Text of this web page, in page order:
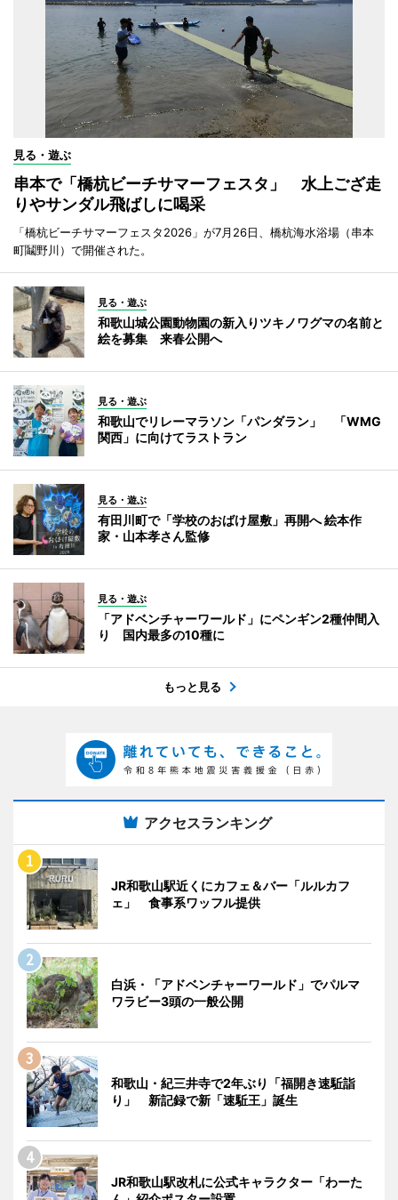
見る・遊ぶ
串本で「橋杭ビーチサマーフェスタ」 水上ござ走
りやサンダル飛ばしに喝采
「橋杭ビーチサマーフェスタ2026」が7月26日、橋杭海水浴場（串本
町鬮野川）で開催された。
見る・遊ぶ
和歌山城公園動物園の新入りツキノワグマの名前と
絵を募集 来春公開へ
見る・遊ぶ
和歌山でリレーマラソン「パンダラン」 「WMG
関西」に向けてラストラン
見る・遊ぶ
有田川町で「学校のおばけ屋敷」再開へ 絵本作
家・山本孝さん監修
見る・遊ぶ
「アドベンチャーワールド」にペンギン2種仲間入
り 国内最多の10種に
もっと見る
アクセスランキング
JR和歌山駅近くにカフェ＆バー「ルルカフ
ェ」 食事系ワッフル提供
白浜・「アドベンチャーワールド」でパルマ
ワラビー3頭の一般公開
和歌山・紀三井寺で2年ぶり「福開き速駈詣
り」 新記録で新「速駈王」誕生
JR和歌山駅改札に公式キャラクター「わーた